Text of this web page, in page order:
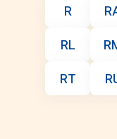
R
RL
RT